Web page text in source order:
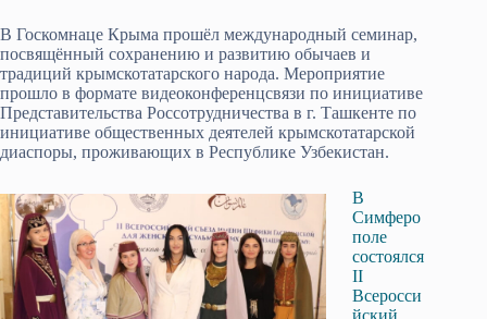
В Госкомнаце Крыма прошёл международный семинар,
посвящённый сохранению и развитию обычаев и
традиций крымскотатарского народа. Мероприятие
прошло в формате видеоконференцсвязи по инициативе
Представительства Россотрудничества в г. Ташкенте по
инициативе общественных деятелей крымскотатарской
диаспоры, проживающих в Республике Узбекистан­.
В
Симферо
поле
состоялся
II
Всеросси